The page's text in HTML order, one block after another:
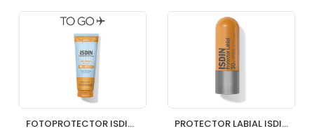
Añadir Añadir
FOTOPROTECTOR ISDIN SPF50+ GELCREMA 100 ML PROTECTOR LABIAL ISDIN SPF 30 4 G